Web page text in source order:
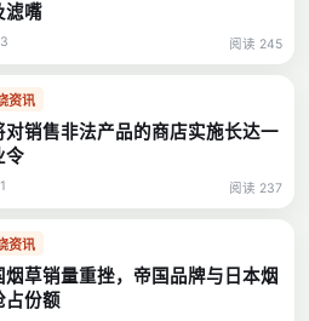
滤嘴
阅读 245
资讯
对销售非法产品的商店实施长达一
令
阅读 237
资讯
烟草销量重挫，帝国品牌与日本烟
占份额